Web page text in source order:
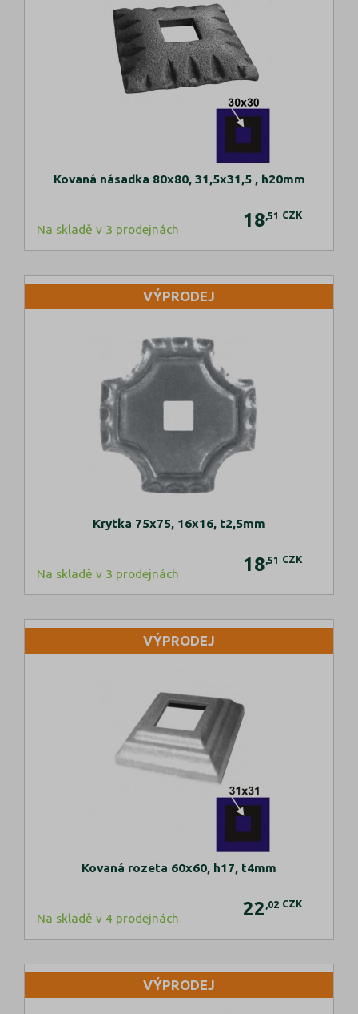
Kovaná násadka 80x80, 31,5x31,5 , h20mm
Na skladě v 3 prodejnách 18 ,51 CZK
VÝPRODEJ
Krytka 75x75, 16x16, t2,5mm
Na skladě v 3 prodejnách 18 ,51 CZK
VÝPRODEJ
Kovaná rozeta 60x60, h17, t4mm
Na skladě v 4 prodejnách 22 ,02 CZK
VÝPRODEJ